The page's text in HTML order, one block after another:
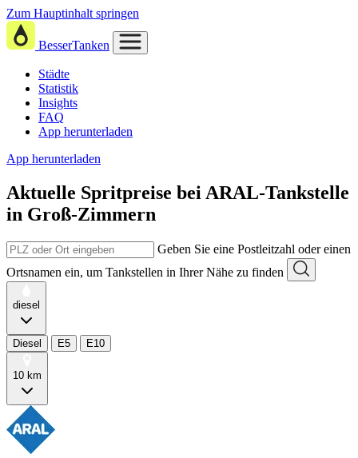
Zum Hauptinhalt springen
BesserTanken
Städte
Statistik
Insights
FAQ
App herunterladen
App herunterladen
Aktuelle Spritpreise bei ARAL-Tankstelle
in Groß-Zimmern
Geben Sie eine Postleitzahl oder einen
Ortsnamen ein, um Tankstellen in Ihrer Nähe zu finden
diesel
Diesel E5 E10
10 km